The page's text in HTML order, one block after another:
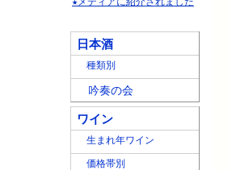
日本酒
種類別
吟奏の会
ワイン
生まれ年ワイン
価格帯別